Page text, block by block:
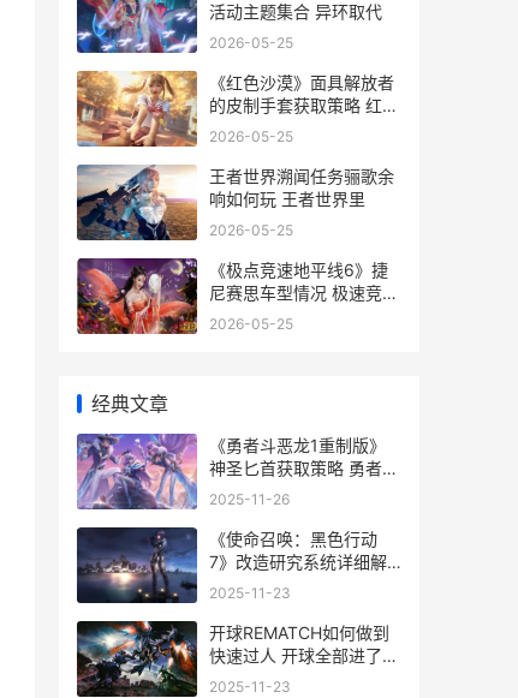
活动主题集合 异环取代
2026-05-25
《红色沙漠》面具解放者
的皮制手套获取策略 红色
沙漠分析
2026-05-25
王者世界溯闻任务骊歌余
响如何玩 王者世界里
2026-05-25
《极点竞速地平线6》捷
尼赛思车型情况 极速竞赛
地平线
2026-05-25
经典文章
《勇者斗恶龙1重制版》
神圣匕首获取策略 勇者斗
恶龙1&2 HD-2D重制版
2025-11-26
《使命召唤：黑色行动
7》改造研究系统详细解
答 使命召唤黑色行动7战
2025-11-23
开球REMATCH如何做到
快速过人 开球全部进了怎
么做
2025-11-23